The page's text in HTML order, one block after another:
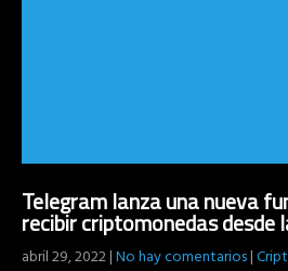
Telegram lanza una nueva
recibir criptomonedas desde
abril 29, 2022|No hay comentarios|